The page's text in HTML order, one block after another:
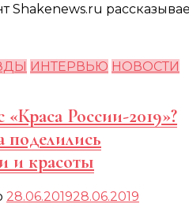
Shakenews.ru
ИНТЕРВЬЮ НОВОСТИ
России-2019»?
поделились
и красоты
28.06.201928.06.2019